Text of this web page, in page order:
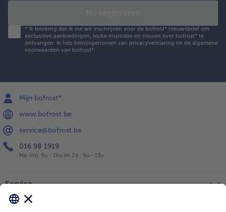
* Ik bevestig dat ik me wil inschrijven voor de bofrost* nieuwsbrief om
exclusieve aanbiedingen, leuke inspiratie en nieuws over bofrost* te
ontvangen. Ik heb kennisgenomen van privacyverklaring en de algemene
voorwaarden van bofrost*.
Mijn bofrost*
www.bofrost.be
service@bofrost.be
016 98 1919
Ma-Vrij: 9u - 19u en Za.: 9u - 13u
Service